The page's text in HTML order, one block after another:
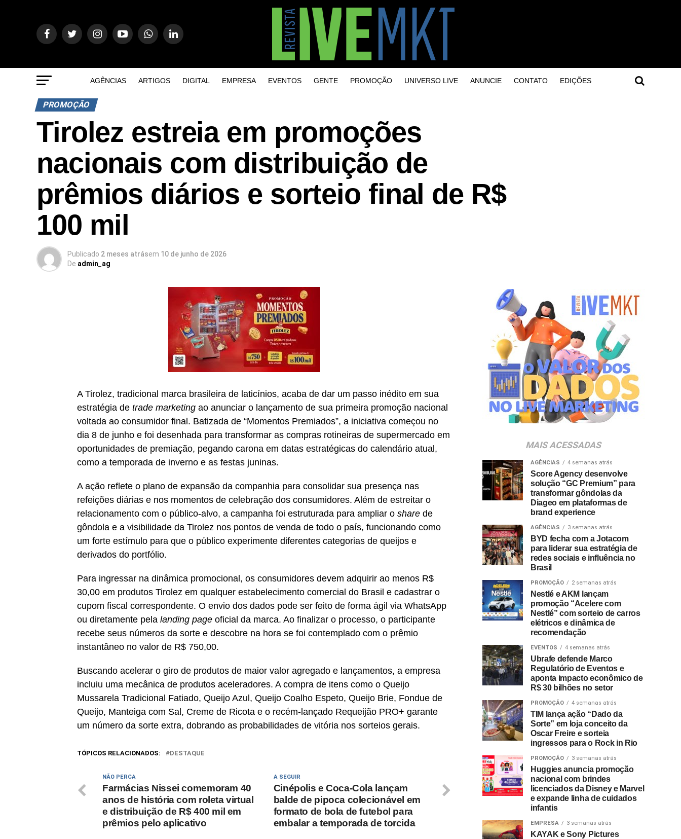
AGÊNCIAS ARTIGOS DIGITAL EMPRESA EVENTOS GENTE PROMOÇÃO UNIVERSO LIVE ANUNCIE CONTATO EDIÇÕES
PROMOÇÃO
Tirolez estreia em promoções
nacionais com distribuição de
prêmios diários e sorteio final de R$
100 mil
Publicado 2 meses atrásem 10 de junho de 2026
De admin_ag
A Tirolez, tradicional marca brasileira de laticínios, acaba de dar um passo inédito em sua
estratégia de trade marketing ao anunciar o lançamento de sua primeira promoção nacional
voltada ao consumidor final. Batizada de “Momentos Premiados”, a iniciativa começou no
dia 8 de junho e foi desenhada para transformar as compras rotineiras de supermercado em
oportunidades de premiação, pegando carona em datas estratégicas do calendário atual,
como a temporada de inverno e as festas juninas.
A ação reflete o plano de expansão da companhia para consolidar sua presença nas
refeições diárias e nos momentos de celebração dos consumidores. Além de estreitar o
relacionamento com o público-alvo, a campanha foi estruturada para ampliar o share de
gôndola e a visibilidade da Tirolez nos pontos de venda de todo o país, funcionando como
um forte estímulo para que o público experimente diferentes categorias de queijos e
derivados do portfólio.
Para ingressar na dinâmica promocional, os consumidores devem adquirir ao menos R$
30,00 em produtos Tirolez em qualquer estabelecimento comercial do Brasil e cadastrar o
cupom fiscal correspondente. O envio dos dados pode ser feito de forma ágil via WhatsApp
ou diretamente pela landing page oficial da marca. Ao finalizar o processo, o participante
recebe seus números da sorte e descobre na hora se foi contemplado com o prêmio
instantâneo no valor de R$ 750,00.
Buscando acelerar o giro de produtos de maior valor agregado e lançamentos, a empresa
incluiu uma mecânica de produtos aceleradores. A compra de itens como o Queijo
Mussarela Tradicional Fatiado, Queijo Azul, Queijo Coalho Espeto, Queijo Brie, Fondue de
Queijo, Manteiga com Sal, Creme de Ricota e o recém-lançado Requeijão PRO+ garante
um número da sorte extra, dobrando as probabilidades de vitória nos sorteios gerais.
TÓPICOS RELACIONADOS: DESTAQUE
A SEGUIR
Cinépolis e Coca-Cola lançam
balde de pipoca colecionável em
formato de bola de futebol para
embalar a temporada de torcida
NÃO PERCA
Farmácias Nissei comemoram 40
anos de história com roleta virtual
e distribuição de R$ 400 mil em
prêmios pelo aplicativo
MAIS ACESSADAS
AGÊNCIAS 4 semanas atrás
Score Agency desenvolve
solução “GC Premium” para
transformar gôndolas da
Diageo em plataformas de
brand experience
AGÊNCIAS 3 semanas atrás
BYD fecha com a Jotacom
para liderar sua estratégia de
redes sociais e influência no
Brasil
PROMOÇÃO 2 semanas atrás
Nestlé e AKM lançam
promoção “Acelere com
Nestlé” com sorteio de carros
elétricos e dinâmica de
recomendação
EVENTOS 4 semanas atrás
Ubrafe defende Marco
Regulatório de Eventos e
aponta impacto econômico de
R$ 30 bilhões no setor
PROMOÇÃO 4 semanas atrás
TIM lança ação “Dado da
Sorte” em loja conceito da
Oscar Freire e sorteia
ingressos para o Rock in Rio
PROMOÇÃO 3 semanas atrás
Huggies anuncia promoção
nacional com brindes
licenciados da Disney e Marvel
e expande linha de cuidados
infantis
EMPRESA 3 semanas atrás
KAYAK e Sony Pictures